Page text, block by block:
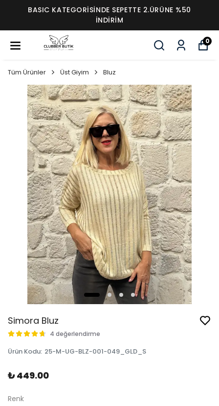
BASIC KATEGORİSİNDE SEPETTE 2.ÜRÜNE %50
İNDİRİM
0
Tüm Ürünler Üst Giyim Bluz
Simora Bluz
4 değerlendirme
Ürün Kodu: 25-M-UG-BLZ-001-049_GLD_S
₺ 449.00
Renk